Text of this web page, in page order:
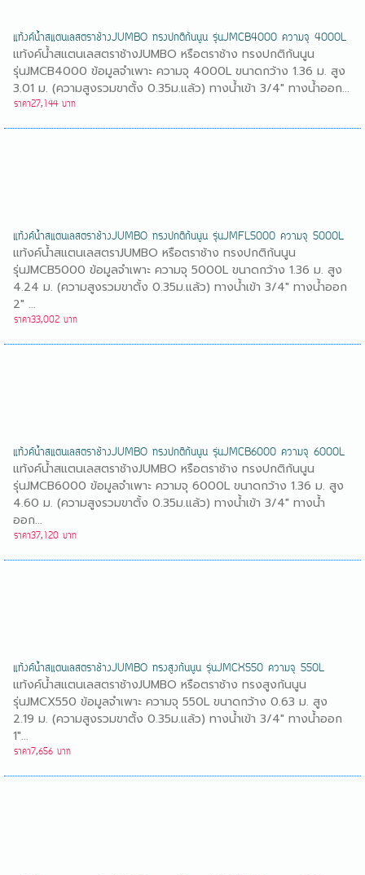
แท้งค์น้ำสแตนเลสตราช้างJUMBO ทรงปกติก้นนูน รุ่นJMCB4000 ความจุ 4000L
แท้งค์น้ำสแตนเลสตราช้างJUMBO หรือตราช้าง ทรงปกติก้นนูน
รุ่นJMCB4000 ข้อมูลจำเพาะ ความจุ 4000L ขนาดกว้าง 1.36 ม. สูง
3.01 ม. (ความสูงรวมขาตั้ง 0.35ม.แล้ว) ทางน้ำเข้า 3/4" ทางน้ำออก...
ราคา27,144 บาท
แท้งค์น้ำสแตนเลสตราช้างJUMBO ทรงปกติก้นนูน รุ่นJMFL5000 ความจุ 5000L
แท้งค์น้ำสแตนเลสตราJUMBO หรือตราช้าง ทรงปกติก้นนูน
รุ่นJMCB5000 ข้อมูลจำเพาะ ความจุ 5000L ขนาดกว้าง 1.36 ม. สูง
4.24 ม. (ความสูงรวมขาตั้ง 0.35ม.แล้ว) ทางน้ำเข้า 3/4" ทางน้ำออก
2" ...
ราคา33,002 บาท
แท้งค์น้ำสแตนเลสตราช้างJUMBO ทรงปกติก้นนูน รุ่นJMCB6000 ความจุ 6000L
แท้งค์น้ำสแตนเลสตราช้างJUMBO หรือตราช้าง ทรงปกติก้นนูน
รุ่นJMCB6000 ข้อมูลจำเพาะ ความจุ 6000L ขนาดกว้าง 1.36 ม. สูง
4.60 ม. (ความสูงรวมขาตั้ง 0.35ม.แล้ว) ทางน้ำเข้า 3/4" ทางน้ำ
ออก...
ราคา37,120 บาท
แท้งค์น้ำสแตนเลสตราช้างJUMBO ทรงสูงก้นนูน รุ่นJMCX550 ความจุ 550L
แท้งค์น้ำสแตนเลสตราช้างJUMBO หรือตราช้าง ทรงสูงก้นนูน
รุ่นJMCX550 ข้อมูลจำเพาะ ความจุ 550L ขนาดกว้าง 0.63 ม. สูง
2.19 ม. (ความสูงรวมขาตั้ง 0.35ม.แล้ว) ทางน้ำเข้า 3/4" ทางน้ำออก
1"...
ราคา7,656 บาท